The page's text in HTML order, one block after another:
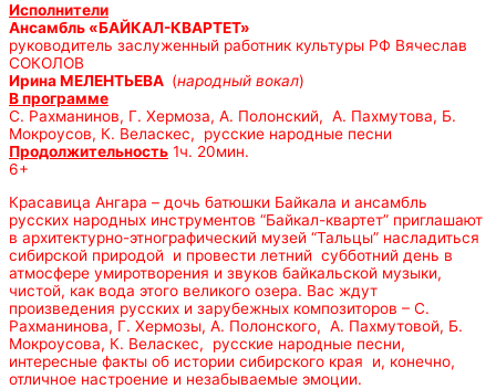
Исполнители
Ансамбль «БАЙКАЛ-КВАРТЕТ»
руководитель заслуженный работник культуры РФ Вячеслав
СОКОЛОВ
Ирина МЕЛЕНТЬЕВА (народный вокал)
В программе
С. Рахманинов, Г. Хермоза, А. Полонский, А. Пахмутова, Б.
Мокроусов, К. Веласкес, русские народные песни
Продолжительность 1ч. 20мин.
6+
Красавица Ангара – дочь батюшки Байкала и ансамбль
русских народных инструментов “Байкал-квартет” приглашают
в архитектурно-этнографический музей “Тальцы” насладиться
сибирской природой и провести летний субботний день в
атмосфере умиротворения и звуков байкальской музыки,
чистой, как вода этого великого озера. Вас ждут
произведения русских и зарубежных композиторов – С.
Рахманинова, Г. Хермозы, А. Полонского, А. Пахмутовой, Б.
Мокроусова, К. Веласкес, русские народные песни,
интересные факты об истории сибирского края и, конечно,
отличное настроение и незабываемые эмоции.